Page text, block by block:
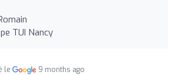
TUI Nancy
le 9 months ago